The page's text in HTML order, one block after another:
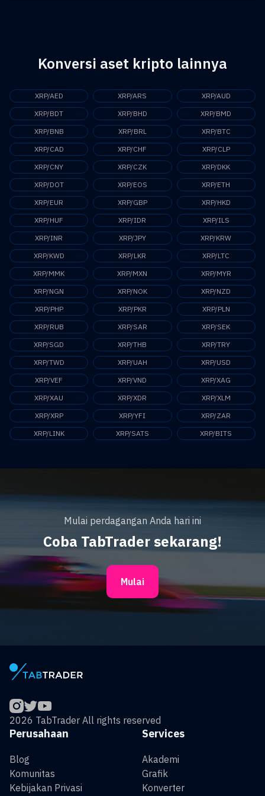
Konversi aset kripto lainnya
XRP/AED XRP/ARS
XRP/AUD
XRP/BDT
XRP/BHD
XRP/BMD
XRP/BNB
XRP/BRL
XRP/BTC
XRP/CAD
XRP/CHF
XRP/CLP
XRP/CNY
XRP/CZK
XRP/DKK
XRP/DOT
XRP/EOS
XRP/ETH
XRP/EUR
XRP/GBP
XRP/HKD
XRP/HUF
XRP/IDR
XRP/ILS
XRP/INR
XRP/JPY
XRP/KRW
XRP/KWD
XRP/LKR
XRP/LTC
XRP/MMK
XRP/MXN
XRP/MYR
XRP/NGN
XRP/NOK
XRP/NZD
XRP/PHP
XRP/PKR
XRP/PLN
XRP/RUB
XRP/SAR
XRP/SEK
XRP/SGD
XRP/THB
XRP/TRY
XRP/TWD
XRP/UAH
XRP/USD
XRP/VEF
XRP/VND
XRP/XAG
XRP/XAU
XRP/XDR
XRP/XLM
XRP/XRP
XRP/YFI
XRP/ZAR
XRP/LINK
XRP/SATS XRP/BITS
Mulai perdagangan Anda hari ini
Coba TabTrader sekarang!
Mulai
2026 TabTrader All rights reserved
Services
Akademi
Grafik
Konverter
Perusahaan
Blog
Komunitas
Kebijakan Privasi